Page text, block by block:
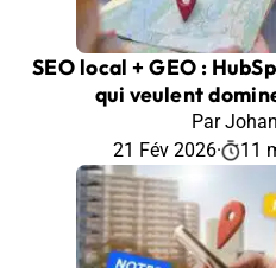
SEO local + GEO :
qui veulent
Par
21 Fév 2026· 11